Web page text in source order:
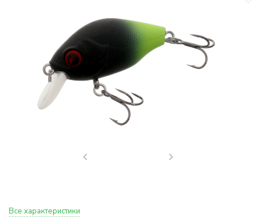
Все характеристики